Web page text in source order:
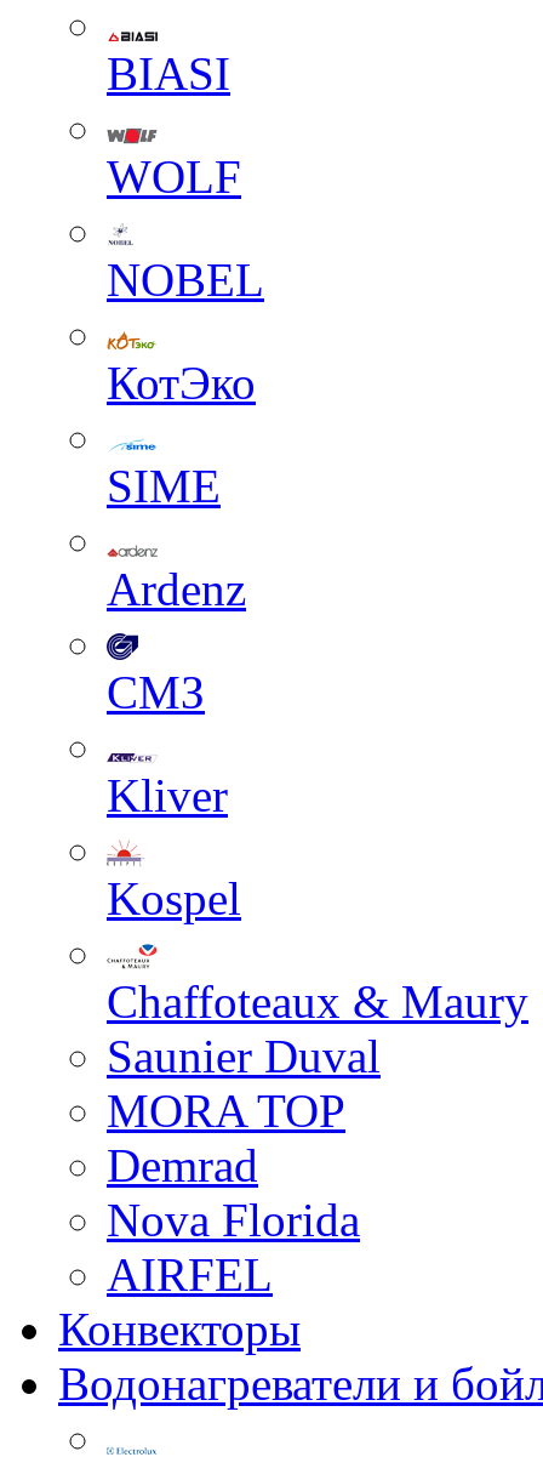
BIASI
WOLF
NOBEL
КотЭко
SIME
Ardenz
СМЗ
Kliver
Kospel
Chaffoteaux & Maury
Saunier Duval
MORA TOP
Demrad
Nova Florida
AIRFEL
Конвекторы
Водонагреватели и